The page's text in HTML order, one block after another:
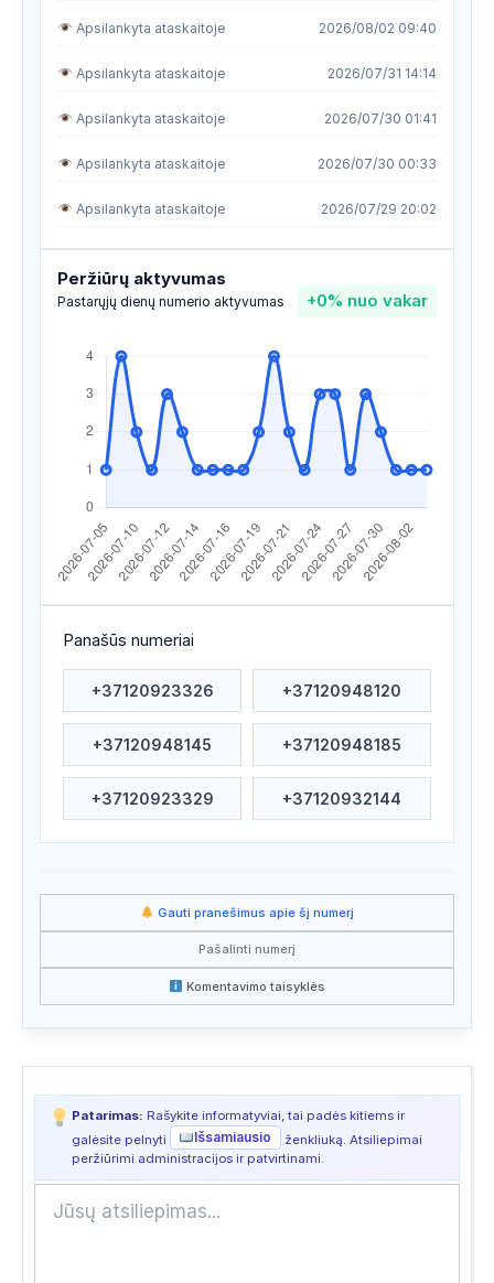
Apsilankyta ataskaitoje 2026/08/02 09:40
Apsilankyta ataskaitoje 2026/07/31 14:14
Apsilankyta ataskaitoje 2026/07/30 01:41
Apsilankyta ataskaitoje 2026/07/30 00:33
Apsilankyta ataskaitoje 2026/07/29 20:02
Apsilankyta ataskaitoje 2026/07/29 09:59
Apsilankyta ataskaitoje 2026/07/29 06:16
Apsilankyta ataskaitoje 2026/07/25 06:59
Apsilankyta ataskaitoje 2026/07/25 06:11
Apsilankyta ataskaitoje 2026/07/25 03:59
Apsilankyta ataskaitoje 2026/07/24 15:36
Apsilankyta ataskaitoje 2026/07/24 01:16
Apsilankyta ataskaitoje 2026/07/21 04:09
Apsilankyta ataskaitoje 2026/07/20 18:14
Apsilankyta ataskaitoje 2026/07/20 16:45
Apsilankyta ataskaitoje 2026/07/20 10:41
Apsilankyta ataskaitoje
Apsilankyta ataskaitoje 2026/07/18 21:02
Apsilankyta ataskaitoje 2026/07/16 23:53
Apsilankyta ataskaitoje 2026/07/15 07:39
Apsilankyta ataskaitoje
Peržiūrų aktyvumas
Pastarųjų dienų numerio aktyvumas +0% nuo vakar
Panašūs numeriai
+37120923326 +37120948120
+37120948145 +37120948185
+37120923329 +37120932144
Gauti pranešimus apie šį numerį
Pašalinti numerį
Komentavimo taisyklės
Patarimas: Rašykite informatyviai, tai padės kitiems ir
galėsite pelnyti
Išsamiausio
ženkliuką. Atsiliepimai
peržiūrimi administracijos ir patvirtinami.